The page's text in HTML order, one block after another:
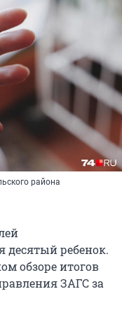
района
десятый ребенок.
обзоре итогов
ЗАГС за